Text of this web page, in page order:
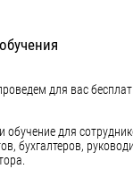
для вас
для
бухгалтеров,